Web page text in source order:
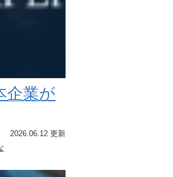
企業が
2026.06.12 更新